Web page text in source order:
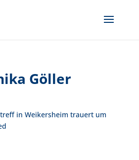
Göller
in Weikersheim trauert um